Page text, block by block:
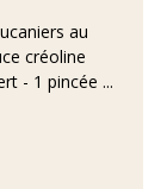
au
créoline
- 1 pincée ...